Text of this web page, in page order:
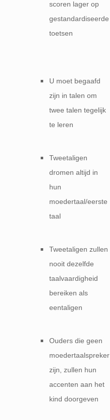
scoren lager op
gestandardiseerde
toetsen
U moet begaafd
zijn in talen om
twee talen tegelijk
te leren
Tweetaligen
dromen altijd in
hun
moedertaal/eerste
taal
Tweetaligen zullen
nooit dezelfde
taalvaardigheid
bereiken als
eentaligen
Ouders die geen
moedertaalspreker
zijn, zullen hun
accenten aan het
kind doorgeven